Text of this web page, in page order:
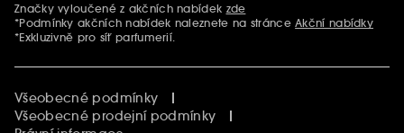
Další informace
Značky vyloučené z akčních nabídek zde
*Podmínky akčních nabídek naleznete na stránceAkční nabídky
*Exkluzivně pro síť parfumerií.
Všeobecné podmínky
Všeobecné prodejní podmínky